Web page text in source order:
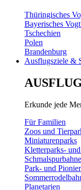
Thüringisches
Bayerisches
Tschechien
Polen
Brandenburg
Ausflugsziele &
Erkunde jede
Für Familien
Zoos und
Miniaturenparks
Kletterparks-
Park- und
Planetarien